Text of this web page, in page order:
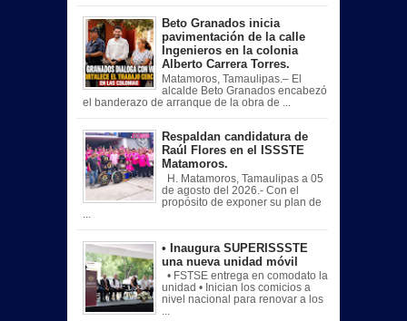
Beto Granados inicia
pavimentación de la calle
Ingenieros en la colonia
Alberto Carrera Torres.
Matamoros, Tamaulipas.– El
alcalde Beto Granados encabezó
el banderazo de arranque de la obra de ...
Respaldan candidatura de
Raúl Flores en el ISSSTE
Matamoros.
H. Matamoros, Tamaulipas a 05
de agosto del 2026.- Con el
propósito de exponer su plan de
• Inaugura SUPERISSSTE
una nueva unidad móvil
• FSTSE entrega en comodato la
unidad • Inician los comicios a
nivel nacional para renovar a los